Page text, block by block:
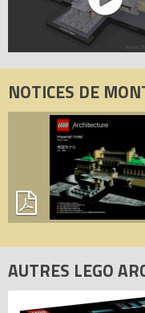
NOTICES DE
AUTRES LEGO